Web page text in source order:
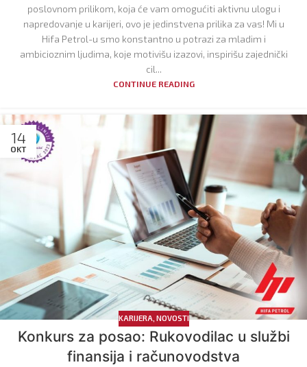
poslovnom prilikom, koja će vam omogućiti aktivnu ulogu i
napredovanje u karijeri, ovo je jedinstvena prilika za vas! Mi u
Hifa Petrol-u smo konstantno u potrazi za mladim i
ambicioznim ljudima, koje motivišu izazovi, inspirišu zajednički
cil...
CONTINUE READING
14
OKT
KARIJERA NOVOSTI
Konkurs za posao: Rukovodilac u službi
finansija i računovodstva